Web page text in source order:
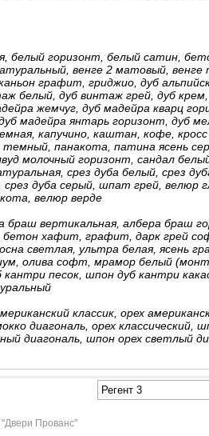
белый горизонт, белый сатин,
венге 2 матовый, венге
графит, гриджио, дуб
белый, дуб винтаж грей, дуб
жемчуг, дуб мадейра кварц
мадейра янтарь горизонт, дуб
капучино, каштан, кофе,
темный, панакота, патина ясень
молочный горизонт, сандал
срез дуба белый, срез
дуба серый, шпат грей, велюр
велюр верде
браш вертикальная, албера браш
хафит, графит, дарк грей
светлая, ультра белая, ясень
олива софт, мрамор белый
песок, шпон дуб кантри
классик, орех
диагональ, орех классический,
диагональ, шпон орех светлый
Прованс"